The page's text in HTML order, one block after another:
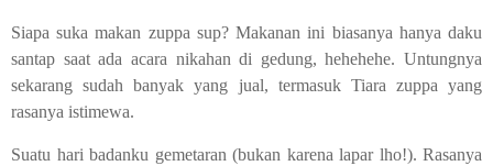
Siapa suka makan zuppa sup? Makanan ini biasanya hanya daku
santap saat ada acara nikahan di gedung, hehehehe. Untungnya
sekarang sudah banyak yang jual, termasuk Tiara zuppa yang
rasanya istimewa.
Suatu hari badanku gemetaran (bukan karena lapar lho!). Rasanya